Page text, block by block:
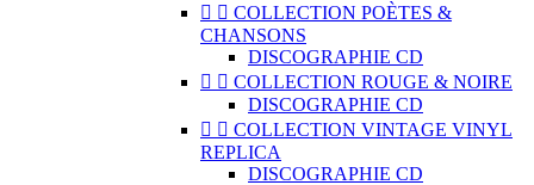
  COLLECTION POÈTES &
CHANSONS
DISCOGRAPHIE CD
  COLLECTION ROUGE & NOIRE
DISCOGRAPHIE CD
  COLLECTION VINTAGE VINYL
REPLICA
DISCOGRAPHIE CD